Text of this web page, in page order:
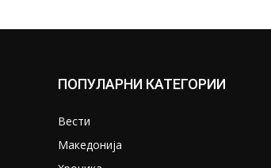
ПОПУЛАРНИ КАТЕГОРИИ
Вести
Македонија